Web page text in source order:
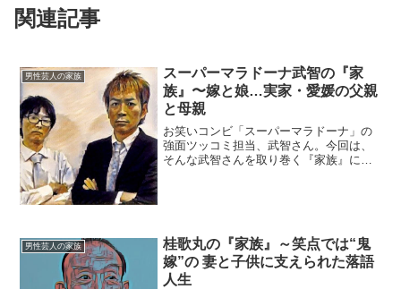
関連記事
男性芸人の家族
スーパーマラドーナ武智の『家
族』〜嫁と娘…実家・愛媛の父親
と母親
お笑いコンビ「スーパーマラドーナ」の
強面ツッコミ担当、武智さん。今回は、
そんな武智さんを取り巻く『家族』にス
男性芸人の家族
桂歌丸の『家族』～笑点では“鬼
嫁”の 妻と子供に支えられた落語
人生